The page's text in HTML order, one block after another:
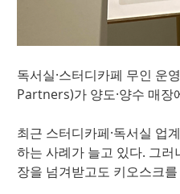
독서실·스터디카페 무인 운
Partners)가 양도·양수 매장
최근 스터디카페·독서실 업
하는 사례가 늘고 있다. 그
장을 넘겨받고도 키오스크